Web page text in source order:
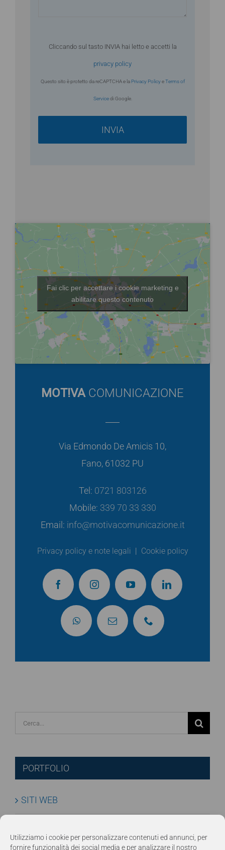
Utilizziamo i cookie per personalizzare contenuti ed annunci, per
fornire funzionalità dei social media e per analizzare il nostro
Cliccando sul tasto INVIA hai letto e accetti la
privacy policy
Questo sito è protetto da reCAPTCHA e la Privacy PolicyeTerms of
Servicedi Google.
Fai clic per accettare i cookie marketing e
abilitare questo contenuto
MOT!VA COMUNICAZIONE
Via Edmondo De Amicis 10,
Fano, 61032 PU
Tel: 0721 803126
Mobile: 339 70 33 330
Email: info@motivacomunicazione.it
Privacy policy e note legali Cookie policy
Cerca
per:
PORTFOLIO
SITI WEB